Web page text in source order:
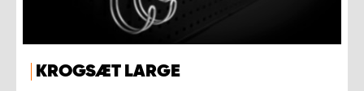
KROGSÆT LARGE